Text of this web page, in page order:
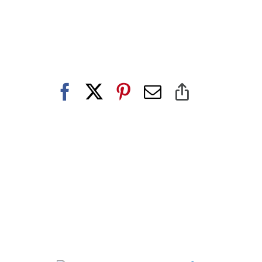
Facebook Pinterest
E-